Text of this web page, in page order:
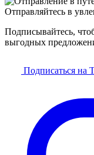
Отправляйтесь в
Подписывайтесь,
выгодных
Подписаться на